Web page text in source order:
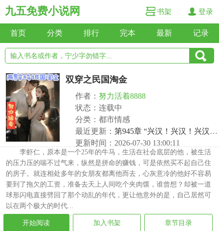
九五免费小说网 书架 登录
首页 分类 排行 完本 最新 记录
双穿之民国淘金
作者： 努力活着8888
状态：连载中
分类：都市情感
最近更新： 第945章 “兴汉！兴汉！兴汉！”
更新时间：2026-07-30 13:00:11
李虾仁，原本是一个25年的牛马，生活在社会底层的他，被生活
的压力压的喘不过气来，纵然是拼命的赚钱，可是依然买不起自己住
的房子。就连相处多年的女朋友都离他而去，心灰意冷的他好不容易
要到了拖欠的工资，准备去天上人间吃个夹肉馍，谁曾想？却被一道
球形闪电直接劈回了那个动乱的年代，更让他意外的是，自己居然可
以在两个极大的时代...
开始阅读 加入书架 章节目录